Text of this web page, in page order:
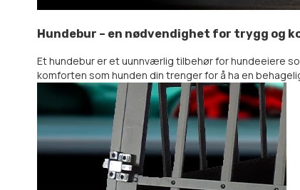
Hundebur – en nødvendighet for trygg og
Et hundebur er et uunnværlig tilbehør for hundeeiere
komforten som hunden din trenger for å ha en